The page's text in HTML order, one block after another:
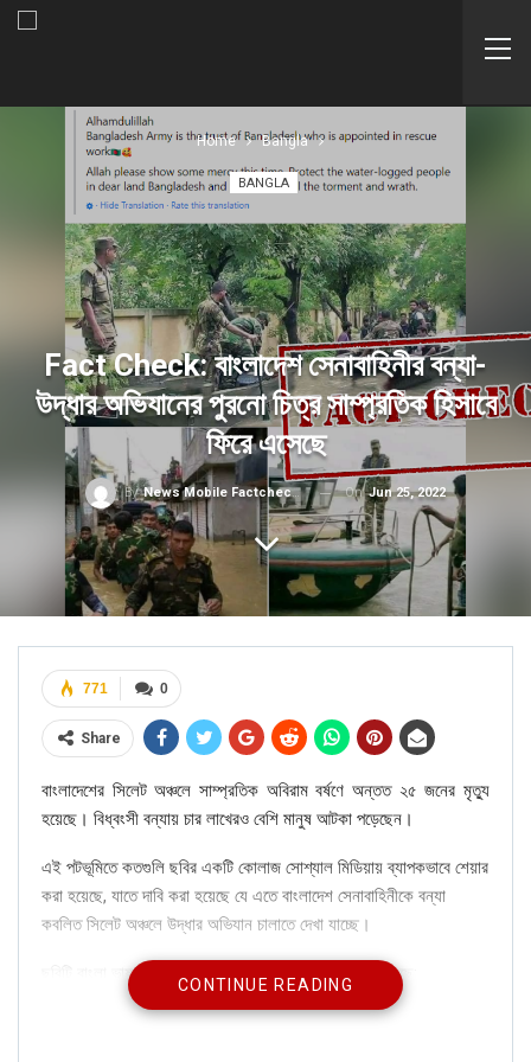
Home Bangla
BANGLA
Fact Check: বাংলাদেশ সেনাবাহিনীর বন্যা-
উদ্ধার অভিযানের পুরনো চিত্র সাম্প্রতিক হিসাবে
ফিরে এসেছে
ByNews Mobile Factcheck Bureau OnJun 25, 2022
0
771
Share
বাংলাদেশের সিলেট অঞ্চলে সাম্প্রতিক অবিরাম বর্ষণে অন্তত ২৫ জনের মৃত্যু
হয়েছে। বিধ্বংসী বন্যায় চার লাখেরও বেশি মানুষ আটকা পড়েছেন।
এই পটভূমিতে কতগুলি ছবির একটি কোলাজ সোশ্যাল মিডিয়ায় ব্যাপকভাবে শেয়ার
করা হয়েছে, যাতে দাবি করা হয়েছে যে এতে বাংলাদেশ সেনাবাহিনীকে বন্যা
কবলিত সিলেট অঞ্চলে উদ্ধার অভিযান চালাতে দেখা যাচ্ছে।
ছবিটি বাংলা ভাষায় একটি ক্যাপশন সহ ফেসবুকে শেয়ার করা হয়েছে:
“আলহামদুলিল্লাহ্‌ উদ্ধারকাজে নিয়োজিত বাংলাদেশের আস্থা বাংলাদেশ
CONTINUE READING